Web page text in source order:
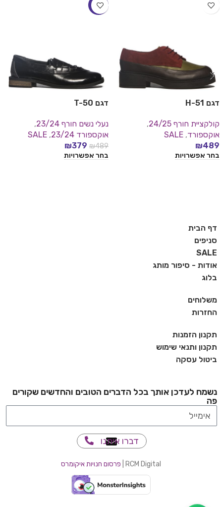
דגם H-51
קולקציית חורף 24/25
,
אוקספורד,
SALE
₪489
בחר אפשרויות
-22%
דגם T-50
נעלי נשים חורף 23/24
,
אוקספורד 23/24
,
SALE
₪489
₪379
בחר אפשרויות
דף הבית
סניפים
SALE
אודות - סיפור מותג
בלוג
משלוחים
החזרות
תקנון הזמנות
תקנון ותנאי שימוש
ביטול עסקה
נשמח לעדכן אותך בכל הדברים הטובים והחדשים שקורים
פה
דברו איתנו
RCM Digital | פרסום חנויות איקומרס